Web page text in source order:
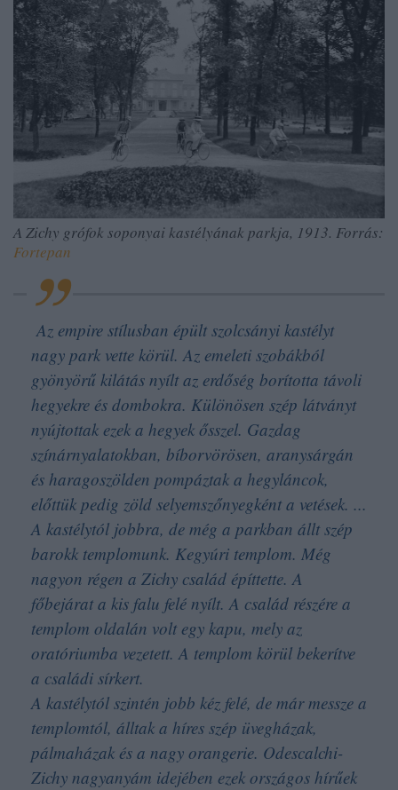
A Zichy grófok soponyai kastélyának parkja, 1913. Forrás:
Fortepan
Az empire stílusban épült szolcsányi kastélyt
nagy park vette körül. Az emeleti szobákból
gyönyörű kilátás nyílt az erdőség borította távoli
hegyekre és dombokra. Különösen szép látványt
nyújtottak ezek a hegyek ősszel. Gazdag
színárnyalatokban, bíborvörösen, aranysárgán
és haragoszölden pompáztak a hegyláncok,
előttük pedig zöld selyemszőnyegként a vetések. ...
A kastélytól jobbra, de még a parkban állt szép
barokk templomunk. Kegyúri templom. Még
nagyon régen a Zichy család építtette. A
főbejárat a kis falu felé nyílt. A család részére a
templom oldalán volt egy kapu, mely az
oratóriumba vezetett. A templom körül bekerítve
a családi sírkert.
A kastélytól szintén jobb kéz felé, de már messze a
templomtól, álltak a híres szép üvegházak,
pálmaházak és a nagy orangerie. Odescalchi-
Zichy nagyanyám idejében ezek országos hírűek